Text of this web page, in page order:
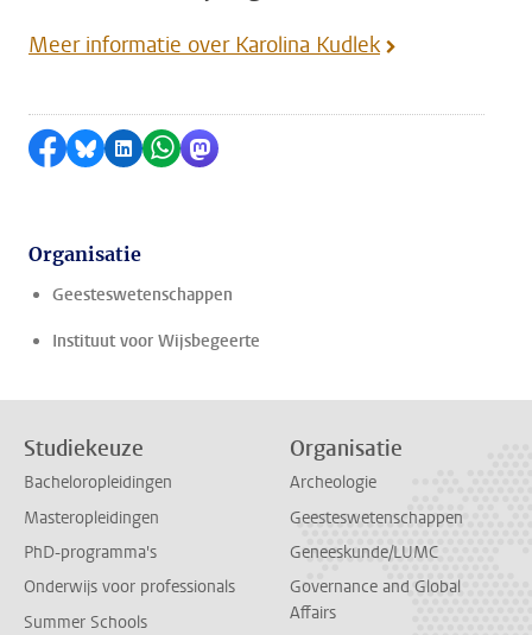
Meer informatie over Karolina Kudlek
Delen op Facebook
Delen via Bluesky
Delen op LinkedIn
Delen via WhatsApp
Delen via Mastodon
Organisatie
Geesteswetenschappen
Instituut voor Wijsbegeerte
Studiekeuze
Bacheloropleidingen
Masteropleidingen
PhD-programma's
Onderwijs voor professionals
Summer Schools
Organisatie
Archeologie
Geesteswetenschappen
Geneeskunde/LUMC
Governance and Global
Affairs